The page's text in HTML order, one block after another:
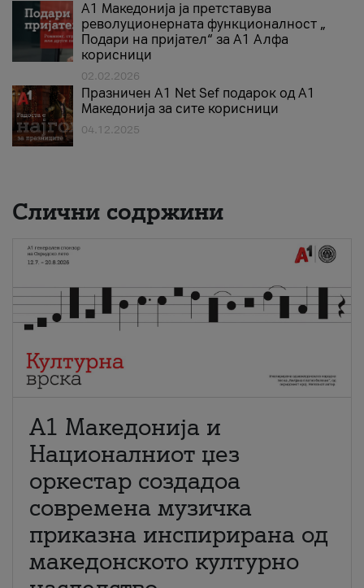
А1 Македонија ја претставува
револуционерната функционалност „
Подари на пријател“ за А1 Алфа
корисници
02.02.2026
Празничен A1 Net Sеf подарок од А1
Македонија за сите корисници
04.12.2025
Слични содржини
А1 Македонија и
Националниот џез
оркестар создадоа
современа музичка
приказна инспирирана од
македонското културно